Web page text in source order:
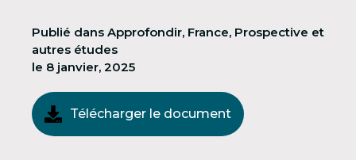
Publié dans Approfondir, France, Prospective et
autres études
le 8 janvier, 2025
Télécharger le document